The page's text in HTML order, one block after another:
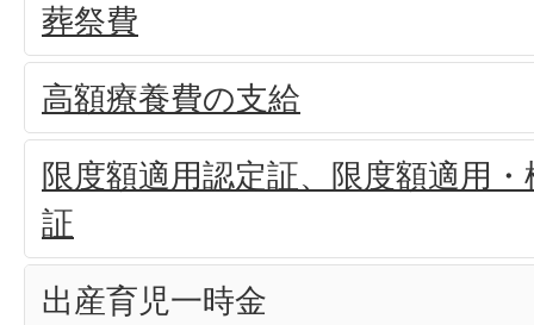
葬祭費
高額療養費の支給
限度額適用認定証、限度額適用
証
出産育児一時金